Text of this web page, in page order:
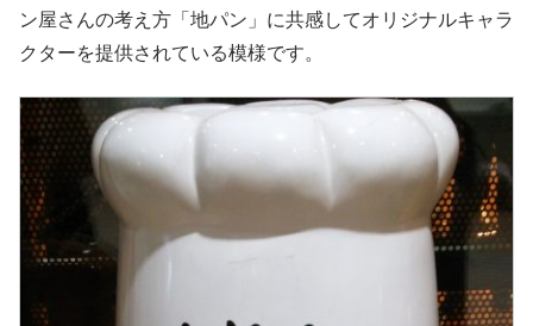
ン屋さんの考え方「地パン」に共感してオリジナルキャラ
クターを提供されている模様です。